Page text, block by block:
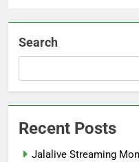
Search
Recent Posts
Jalalive Streaming